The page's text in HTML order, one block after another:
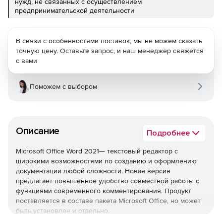
предпринимательской деятельности
Описание Подробнее
Microsoft Office Word 2021— текстовый редактор с
широкими возможностями по созданию и оформлению
документации любой сложности. Новая версия
предлагает повышенное удобство совместной работы с
функциями современного комментирования. Продукт
поставляется в составе пакета Microsoft Office, но может
быть установлен и отдельно.
В связи с особенностями поставок, мы не можем сказать
точную цену. Оставьте запрос, и наш менеджер свяжется
с вами
Поможем с выбором